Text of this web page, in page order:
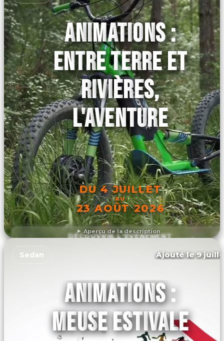
Aperçu de la description
ANIMATIONS :
ENTRE TERRE ET
RIVIÈRES,
L'AVENTURE
DU 4 JUILLET
AU
23 AOÛT 2026
DÉCOUVRIR L'ÉVÉNEMENT
Sedan Ajouté le 9
ANIMATIONS :
MEUSE ESTIVALE